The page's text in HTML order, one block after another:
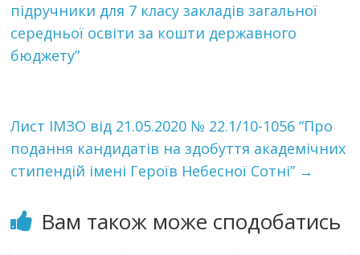
підручники для 7 класу закладів загальної
середньої освіти за кошти державного
бюджету”
Лист ІМЗО від 21.05.2020 № 22.1/10-1056 “Про
подання кандидатів на здобуття академічних
стипендій імені Героїв Небесної Сотні” →
Вам також може сподобатись